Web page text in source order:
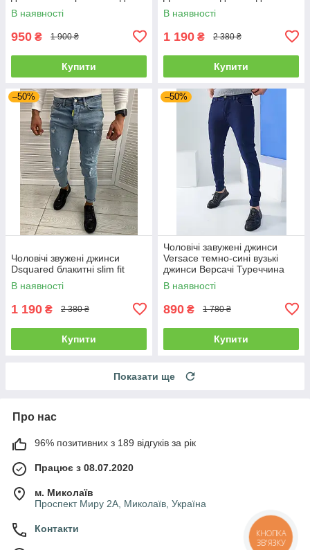
чоловіків
В наявності
950 ₴ 1 900 ₴
Купити
чоловіків для повсякденного
носіння
В наявності
1 190 ₴ 2 380 ₴
Купити
–50%
Чоловічі звужені джинси
Dsquared блакитні slim fit
В наявності
1 190 ₴ 2 380 ₴
Купити
–50%
Чоловічі завужені джинси
Versace темно-сині вузькі
джинси Версачі Туреччина
В наявності
890 ₴ 1 780 ₴
Купити
Показати ще
Про нас
96% позитивних з 189 відгуків за рік
Працює з 08.07.2020
м. Миколаїв
Проспект Миру 2А, Миколаїв, Україна
Контакти
КНОПКА
ЗВ'ЯЗКУ